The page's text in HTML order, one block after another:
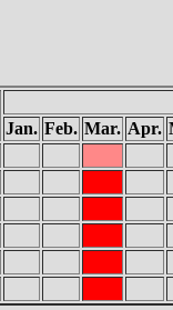
Jan. Feb. Mar. Apr.